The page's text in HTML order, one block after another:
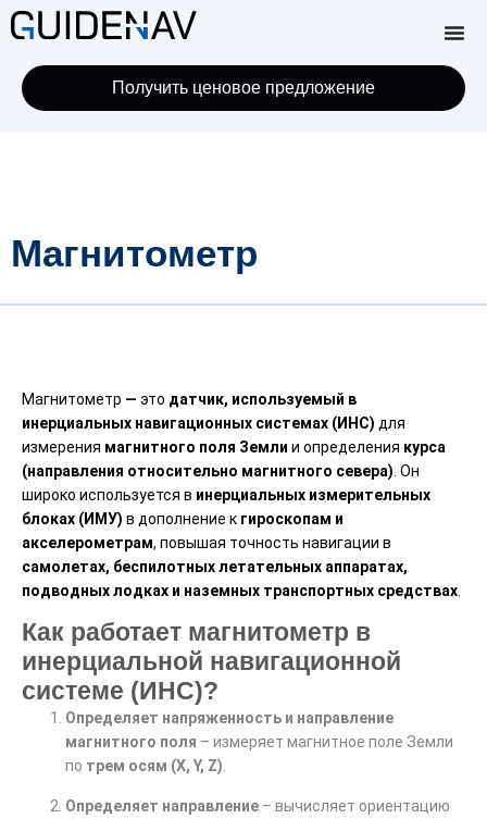
Получить ценовое предложение
Магнитометр
Магнитометр — это датчик, используемый в
инерциальных навигационных системах (ИНС) для
измерения магнитного поля Земли и определения курса
(направления относительно магнитного севера) . Он
широко используется в инерциальных измерительных
блоках (ИМУ) в дополнение к гироскопам и
акселерометрам, повышая точность навигации в
самолетах, беспилотных летательных аппаратах,
подводных лодках и наземных транспортных средствах
Как работает магнитометр в
инерциальной навигационной
системе (ИНС)?
Определяет напряженность и направление
магнитного поля – измеряет магнитное поле Земли
по трем осям (X, Y, Z).
Определяет направление – вычисляет ориентацию